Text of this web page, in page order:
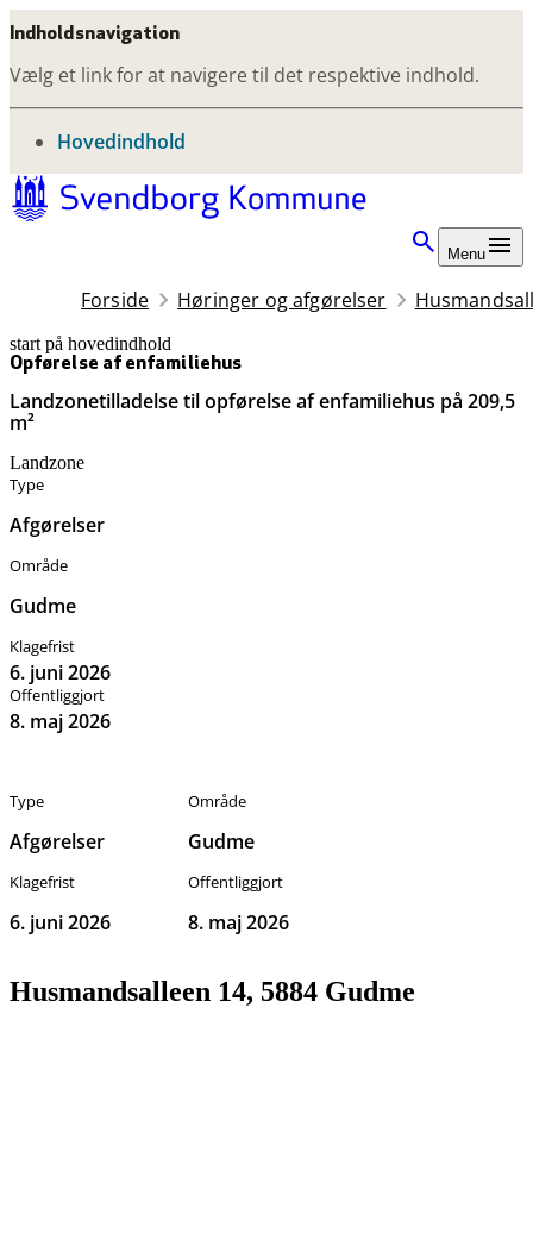
Indholdsnavigation
Vælg et link for at navigere til det respektive indhold.
gå til
Hovedindhold
Menu
Forside Høringer og afgørelser
start på hovedindhold
Opførelse af enfamiliehus
Landzonetilladelse til opførelse af enfamiliehus på 209,5
m²
senest opdateret 8. maj 2026
Landzone
Type
Afgørelser
Område
Gudme
Klagefrist
6. juni 2026
Offentliggjort
8. maj 2026
Type
Afgørelser
Område
Gudme
Klagefrist
6. juni 2026
Offentliggjort
8. maj 2026
Husmandsalleen 14, 5884 Gudme